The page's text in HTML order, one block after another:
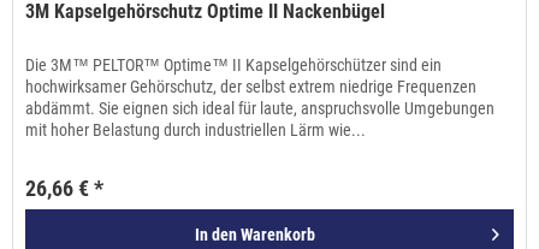
3M Kapselgehörschutz Optime II Nackenbügel
Die 3M™ PELTOR™ Optime™ II Kapselgehörschützer sind ein
hochwirksamer Gehörschutz, der selbst extrem niedrige Frequenzen
abdämmt. Sie eignen sich ideal für laute, anspruchsvolle Umgebungen
mit hoher Belastung durch industriellen Lärm wie...
26,66 € *
In denWarenkorb